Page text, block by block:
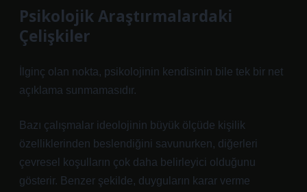
Psikolojik Araştırmalardaki
Çelişkiler
İlginç olan nokta, psikolojinin kendisinin bile tek bir net
açıklama sunmamasıdır.
Bazı çalışmalar ideolojinin büyük ölçüde kişilik
özelliklerinden beslendiğini savunurken, diğerleri
çevresel koşulların çok daha belirleyici olduğunu
gösterir. Benzer şekilde, duyguların karar verme